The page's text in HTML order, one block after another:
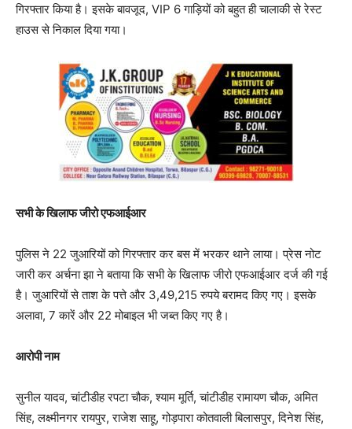
गिरफ्तार किया है। इसके बावजूद, VIP 6 गाड़ियों को बहुत ही चालाकी से रेस्ट
हाउस से निकाल दिया गया।
सभी के खिलाफ जीरो एफआईआर
पुलिस ने 22 जुआरियों को गिरफ्तार कर बस में भरकर थाने लाया। प्रेस नोट
जारी कर अर्चना झा ने बताया कि सभी के खिलाफ जीरो एफआईआर दर्ज की गई
है। जुआरियों से ताश के पत्ते और 3,49,215 रुपये बरामद किए गए। इसके
अलावा, 7 कारें और 22 मोबाइल भी जब्त किए गए है।
आरोपी नाम
सुनील यादव, चांटीडीह रपटा चौक, श्याम मूर्ति, चांटीडीह रामायण चौक, अमित
सिंह, लक्ष्मीनगर रायपुर, राजेश साहू, गोड़पारा कोतवाली बिलासपुर, दिनेश सिंह,